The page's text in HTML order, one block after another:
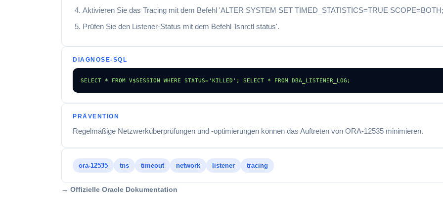
Aktivieren Sie das Tracing mit dem Befehl 'ALTER SYSTEM SET TIMED_STATISTICS=TRUE
Prüfen Sie den Listener-Status mit dem Befehl 'lsnrctl status'.
DIAGNOSE-SQL
SELECT * FROM V$SESSION WHERE STATUS='KILLED'; SELECT * FROM DBA_LISTENER_LOG;
PRÄVENTION
Regelmäßige Netzwerküberprüfungen und -optimierungen können das Auftreten von ORA-12535 minimieren.
ora-12535 tns timeout network listener tracing
→ Offizielle Oracle Dokumentation